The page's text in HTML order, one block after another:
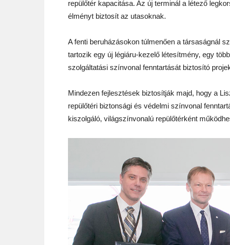
repülőtér kapacitása. Az új terminál a létező
élményt biztosít az utasoknak.
A fenti beruházásokon túlmenően a társaságnál
tartozik egy új légiáru-kezelő létesítmény, egy
szolgáltatási színvonal fenntartását biztosító
Mindezen fejlesztések biztosítják majd, hogy a
repülőtéri biztonsági és védelmi színvonal
kiszolgáló, világszínvonalú repülőtérként